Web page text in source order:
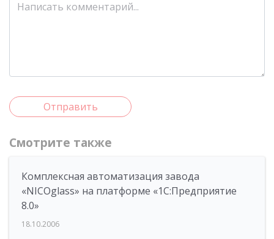
Отправить
Смотрите также
Комплексная автоматизация завода
«NICOglass» на платформе «1С:Предприятие
8.0»
18.10.2006